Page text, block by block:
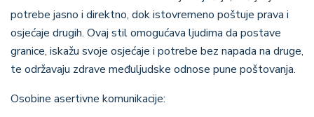
potrebe jasno i direktno, dok istovremeno poštuje prava i
osjećaje drugih. Ovaj stil omogućava ljudima da postave
granice, iskažu svoje osjećaje i potrebe bez napada na druge,
te održavaju zdrave međuljudske odnose pune poštovanja.
Osobine asertivne komunikacije: